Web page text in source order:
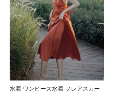
水着 ワンピース水着 フレアスカー